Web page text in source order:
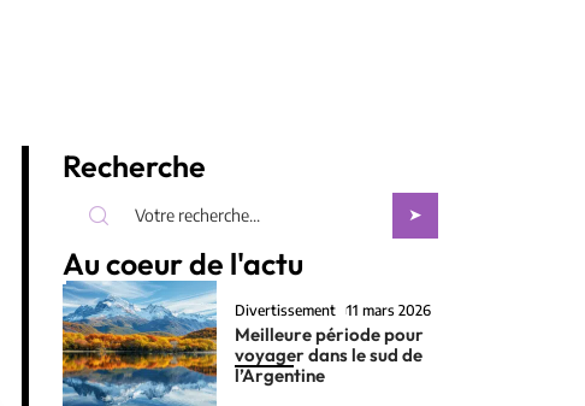
Recherche
Au coeur de l'actu
Divertissement 11 mars 2026
Meilleure période pour
voyager dans le sud de
l’Argentine